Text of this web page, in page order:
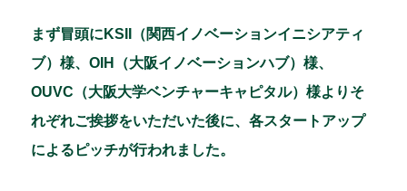
まず冒頭にKSII（関西イノベーションイニシアティ
ブ）様、OIH（大阪イノベーションハブ）様、
OUVC（大阪大学ベンチャーキャピタル）様よりそ
れぞれご挨拶をいただいた後に、各スタートアップ
によるピッチが行われました。